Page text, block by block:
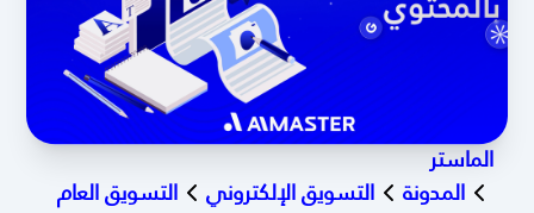
الماستر
المدونة
التسويق الإلكتروني
التسويق العام